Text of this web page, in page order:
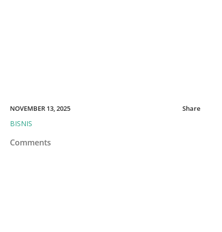
NOVEMBER 13, 2025
BISNIS
Share
Comments